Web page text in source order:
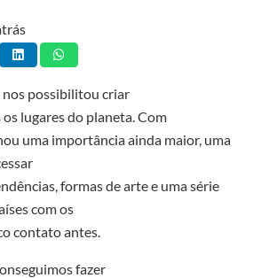
nos possibilitou criar
lugares do planeta.Com
uma importância ainda maior, uma
formas deartee uma série
com os
contatoantes.
fazer